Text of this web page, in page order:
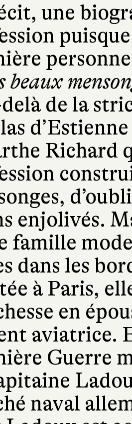
une
beaux
de la
Richard
enjolivés.
famille
dans les
à Paris,
en
aviatrice.
Guerre
naval